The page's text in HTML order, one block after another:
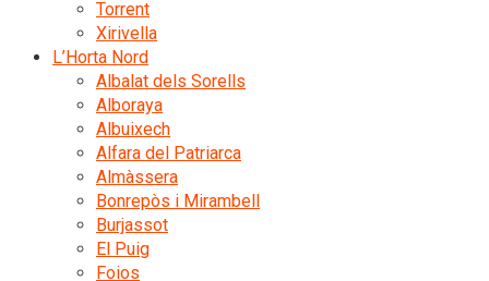
Torrent
Xirivella
L’Horta Nord
Albalat dels Sorells
Alboraya
Albuixech
Alfara del Patriarca
Almàssera
Bonrepòs i Mirambell
Burjassot
El Puig
Foios